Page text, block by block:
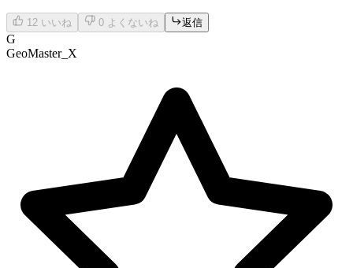
12 いいね 0 よくないね 返信
G
GeoMaster_X